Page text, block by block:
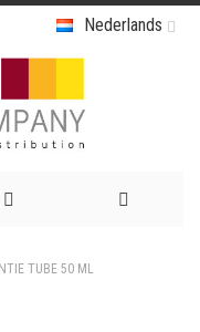
Nederlands
TUBE 50 ML